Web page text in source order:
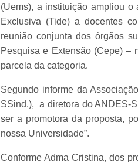
(Uems), a instituição ampliou
Exclusiva (Tide) a docentes
reunião conjunta dos órgãos
Pesquisa e Extensão (Cepe) –
parcela da categoria.
Segundo informe da
SSind.), a diretora do ANDES-
ser a promotora da proposta,
nossa Universidade”.
Conforme Adma Cristina, dos